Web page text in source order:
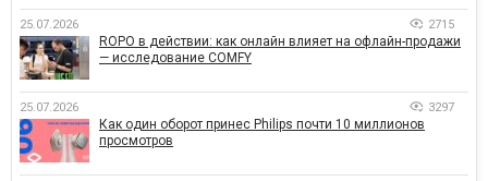
25.07.2026 2715
ROPO в действии: как онлайн влияет на офлайн-продажи
— исследование COMFY
25.07.2026 3297
Как один оборот принес Philips почти 10 миллионов
просмотров